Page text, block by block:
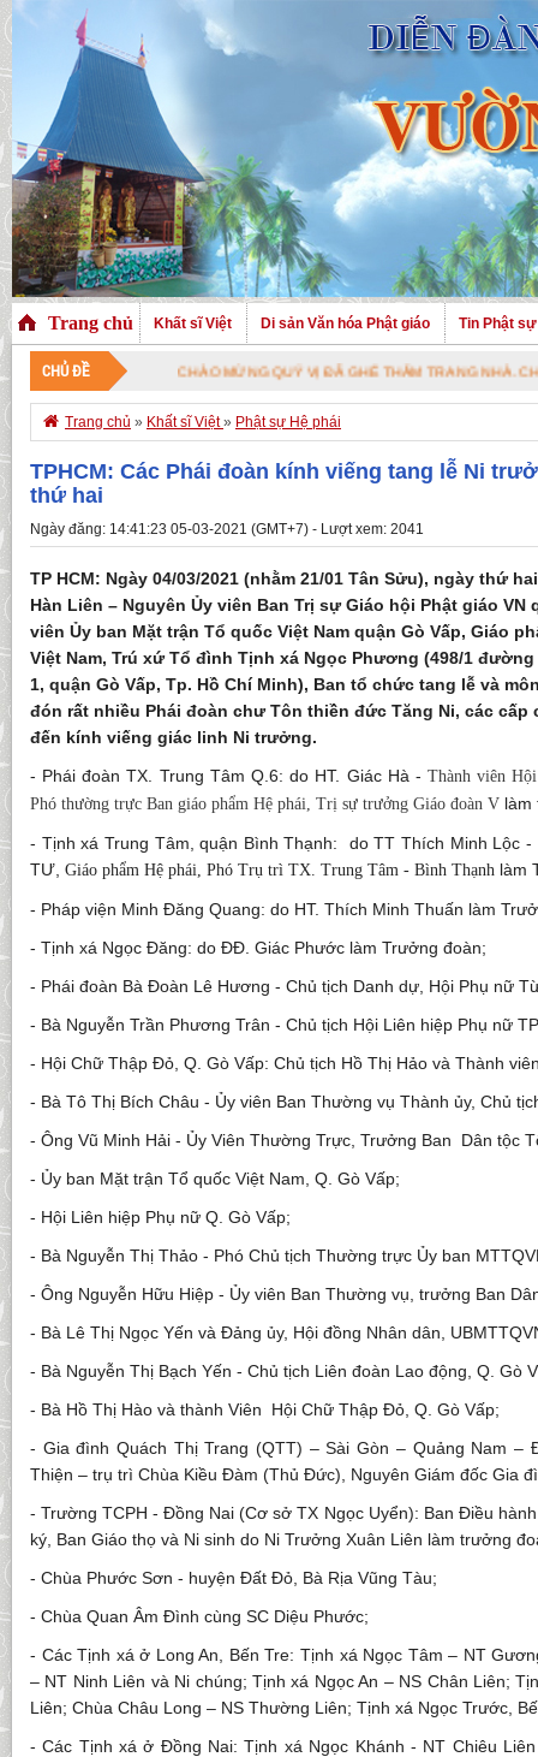
Trang chủ Khất sĩ Việt Di sản Văn hóa Phật giáo Tin Phật sự
CHỦ ĐỀ CHÀO MỪNG QUÝ VỊ ĐÃ GHÉ THĂM TRANG NHÀ. CHÚC QUÝ
 Trang chủ » Khất sĩ Việt» Phật sự Hệ phái
TPHCM: Các Phái đoàn kính viếng tang lễ Ni
thứ hai
Ngày đăng: 14:41:23 05-03-2021 (GMT+7) - Lượt xem: 2041
TP HCM: Ngày 04/03/2021 (nhằm 21/01 Tân Sửu), ngày thứ
Hàn Liên – Nguyên Ủy viên Ban Trị sự Giáo hội Phật giáo VN
viên Ủy ban Mặt trận Tổ quốc Việt Nam quận Gò Vấp, Giáo
Việt Nam, Trú xứ Tổ đình Tịnh xá Ngọc Phương (498/1
1, quận Gò Vấp, Tp. Hồ Chí Minh), Ban tổ chức tang lễ và
đón rất nhiều Phái đoàn chư Tôn thiền đức Tăng Ni, các cấp
đến kính viếng giác linh Ni trưởng.
- Phái đoàn TX. Trung Tâm Q.6: do HT. Giác Hà - Thành viên
Phó thường trực Ban giáo phẩm Hệ phái, Trị sự trưởng Giáo đoàn V làm
- Tịnh xá Trung Tâm, quận Bình Thạnh: do TT Thích Minh Lộc -
TƯ, Giáo phẩm Hệ phái, Phó Trụ trì TX. Trung Tâm - Bình Thạnh làm
- Pháp viện Minh Đăng Quang: do HT. Thích Minh Thuấn làm
- Tịnh xá Ngọc Đăng: do ĐĐ. Giác Phước làm Trưởng đoàn;
- Phái đoàn Bà Đoàn Lê Hương - Chủ tịch Danh dự, Hội Phụ nữ
- Bà Nguyễn Trần Phương Trân - Chủ tịch Hội Liên hiệp Phụ nữ
- Hội Chữ Thập Đỏ, Q. Gò Vấp: Chủ tịch Hồ Thị Hảo và Thành
- Bà Tô Thị Bích Châu - Ủy viên Ban Thường vụ Thành ủy, Chủ
- Ông Vũ Minh Hải - Ủy Viên Thường Trực, Trưởng Ban Dân tộc
- Ủy ban Mặt trận Tổ quốc Việt Nam, Q. Gò Vấp;
- Hội Liên hiệp Phụ nữ Q. Gò Vấp;
- Bà Nguyễn Thị Thảo - Phó Chủ tịch Thường trực Ủy ban
- Ông Nguyễn Hữu Hiệp - Ủy viên Ban Thường vụ, trưởng Ban
- Bà Lê Thị Ngọc Yến và Đảng ủy, Hội đồng Nhân dân,
- Bà Nguyễn Thị Bạch Yến - Chủ tịch Liên đoàn Lao động, Q. Gò
- Bà Hồ Thị Hào và thành Viên Hội Chữ Thập Đỏ, Q. Gò Vấp;
- Gia đình Quách Thị Trang (QTT) – Sài Gòn – Quảng Nam –
Thiện – trụ trì Chùa Kiều Đàm (Thủ Đức), Nguyên Giám đốc Gia
- Trường TCPH - Đồng Nai (Cơ sở TX Ngọc Uyển): Ban Điều
ký, Ban Giáo thọ và Ni sinh do Ni Trưởng Xuân Liên làm trưởng
- Chùa Phước Sơn - huyện Đất Đỏ, Bà Rịa Vũng Tàu;
- Chùa Quan Âm Đình cùng SC Diệu Phước;
- Các Tịnh xá ở Long An, Bến Tre: Tịnh xá Ngọc Tâm – NT
– NT Ninh Liên và Ni chúng; Tịnh xá Ngọc An – NS Chân Liên;
Liên; Chùa Châu Long – NS Thường Liên; Tịnh xá Ngọc Trước,
- Các Tịnh xá ở Đồng Nai: Tịnh xá Ngọc Khánh - NT Chiêu